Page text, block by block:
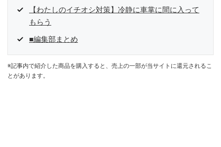
【わたしのイチオシ対策】冷静に車掌に間に入って
もらう
■編集部まとめ
※記事内で紹介した商品を購入すると、売上の一部が当サイトに還元されるこ
とがあります。